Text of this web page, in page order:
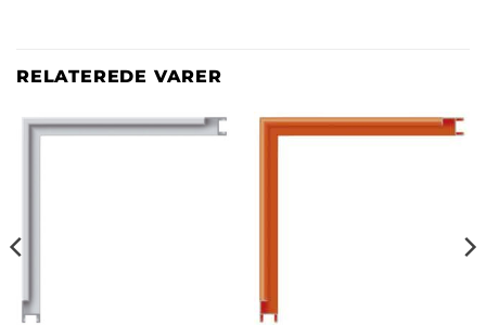
RELATEREDE VARER